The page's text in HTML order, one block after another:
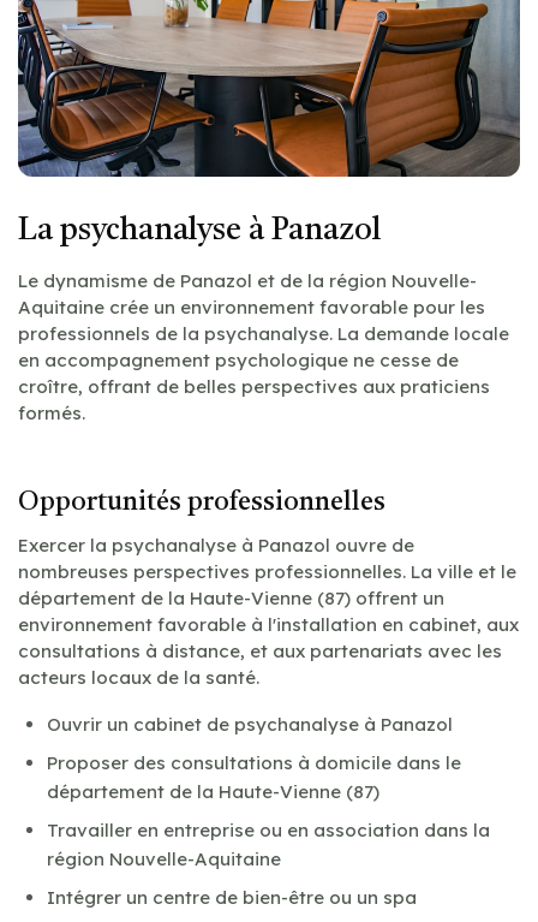
La psychanalyse à Panazol
Le dynamisme de Panazol et de la région Nouvelle-
Aquitaine crée un environnement favorable pour les
professionnels de la psychanalyse. La demande locale
en accompagnement psychologique ne cesse de
croître, offrant de belles perspectives aux praticiens
formés.
Opportunités professionnelles
Exercer la psychanalyse à Panazol ouvre de
nombreuses perspectives professionnelles. La ville et le
département de la Haute-Vienne (87) offrent un
environnement favorable à l'installation en cabinet, aux
consultations à distance, et aux partenariats avec les
acteurs locaux de la santé.
Ouvrir un cabinet de psychanalyse à Panazol
Proposer des consultations à domicile dans le
département de la Haute-Vienne (87)
Travailler en entreprise ou en association dans la
région Nouvelle-Aquitaine
Intégrer un centre de bien-être ou un spa